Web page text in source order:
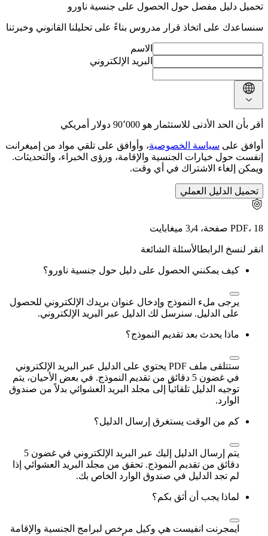
تحميل دليل مفصل حول الحصول على جنسية ناورو
سنساعدك على اتخاذ قرار مدروس بناءً على تحليلنا القانوني وخبرتنا
الاسم
البريد الإلكتروني
أقر بأن الحد الأدنى للاستثمار هو 90٬000 دولار أمريكي
أوافق على سياسة الخصوصية، وأوافق على تلقي مواد من إميغرانت
إنفست حول خيارات الجنسية والإقامة، ورؤى الخبراء، والتحديثات.
ويمكن إلغاء الاشتراك في أي وقت.
تحميل الدليل العملي
PDF، 18 صفحة، 3٫4 ميغابايت
الأسئلة الشائعة
كيف يمكنني الحصول على دليل حول جنسية ناورو؟
يرجى ملء النموذج وإدخال عنوان بريدك الإلكتروني للحصول
على الدليل. سنرسل لك الدليل عبر البريد الإلكتروني.
ماذا يحدث بعد تقديم النموذج؟
ستتلقى ملف PDF يحتوي على الدليل عبر البريد الإلكتروني
في غضون 5 دقائق من تقديم النموذج. في بعض الأحيان، يتم
توجيه الدليل تلقائياً إلى مجلد البريد العشوائي بدلاً من صندوق
الوارد.
كم من الوقت يستغرق إرسال الدليل؟
يتم إرسال الدليل إليك عبر البريد الإلكتروني في غضون 5
دقائق من تقديم النموذج. تحقق من مجلد البريد العشوائي إذا
لم تجد الدليل في صندوق الوارد الخاص بك.
لماذا يجب أن أثق بكم؟
ايمجرنت انفيست هي وكيل مرخص لبرامج الجنسية والإقامة